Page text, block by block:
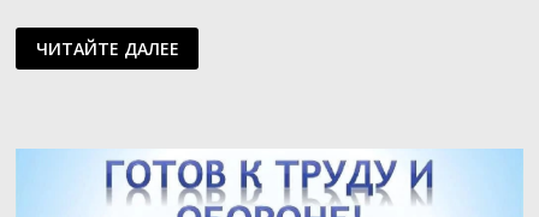
СОСТЯЗАНИЯ
ПО
ЛЁГКОЙ
ЧИТАЙТЕ ДАЛЕЕ